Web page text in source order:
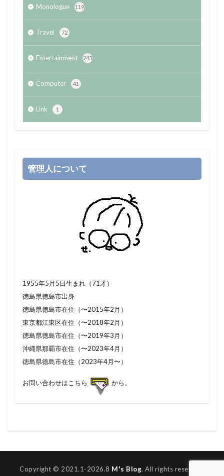
Monologue 119
Travel 72
Entertainment 243
Computer 41
Link 1
管理人について
1955年5月5日生まれ（71才）
徳島県徳島市出身
徳島県徳島市在住（〜2015年2月）
東京都江東区在住（〜2018年2月）
徳島県徳島市在住（〜2019年3月）
沖縄県那覇市在住（〜2023年4月）
徳島県徳島市在住（2023年4月〜）
お問い合わせはこちら から。
Copyright © 2021.1-2026.8 M's Blog. All rights reserved.